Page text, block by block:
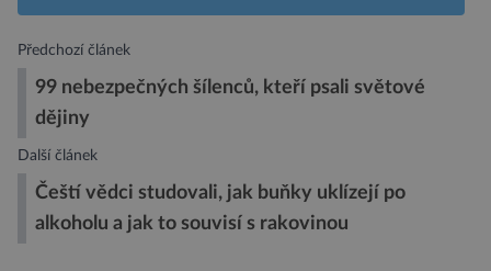
Předchozí článek
99 nebezpečných šílenců, kteří psali světové
dějiny
Další článek
Čeští vědci studovali, jak buňky uklízejí po
alkoholu a jak to souvisí s rakovinou